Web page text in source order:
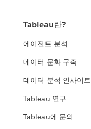
Tableau란?
에이전트 분석
데이터 문화 구축
데이터 분석 인사이트
Tableau 연구
Tableau에 문의